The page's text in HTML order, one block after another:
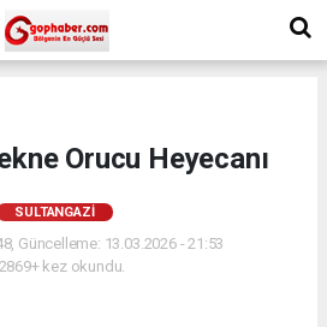
Orucu Heyecanı
SULTANGAZI
Güncelleme: 13.03.2026 - 21:53
kez okundu.